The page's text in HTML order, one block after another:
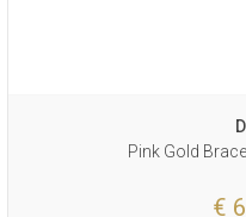
Pink Gold
€